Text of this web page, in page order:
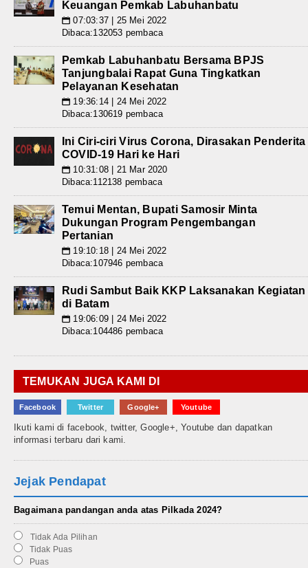
Keuangan Pemkab Labuhanbatu
📅 07:03:37 | 25 Mei 2022
Dibaca:132053 pembaca
Pemkab Labuhanbatu Bersama BPJS
Tanjungbalai Rapat Guna Tingkatkan
Pelayanan Kesehatan
📅 19:36:14 | 24 Mei 2022
Dibaca:130619 pembaca
Ini Ciri-ciri Virus Corona, Dirasakan Penderita
COVID-19 Hari ke Hari
📅 10:31:08 | 21 Mar 2020
Dibaca:112138 pembaca
Temui Mentan, Bupati Samosir Minta
Dukungan Program Pengembangan
Pertanian
📅 19:10:18 | 24 Mei 2022
Dibaca:107946 pembaca
Rudi Sambut Baik KKP Laksanakan Kegiatan
di Batam
📅 19:06:09 | 24 Mei 2022
Dibaca:104486 pembaca
TEMUKAN JUGA KAMI DI
Facebook Twitter Google+ Youtube
Ikuti kami di facebook, twitter, Google+, Youtube dan dapatkan
informasi terbaru dari kami.
Jejak Pendapat
Bagaimana pandangan anda atas Pilkada 2024?
Tidak Ada Pilihan
Tidak Puas
Puas